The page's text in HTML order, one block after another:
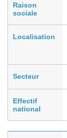
Raison
sociale
Localisation
Secteur
Effectif
national